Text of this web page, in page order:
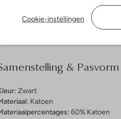
Cookie-instellingen
Bezorgen &
& Pasvorm
Zwart
Katoen
60% Katoen